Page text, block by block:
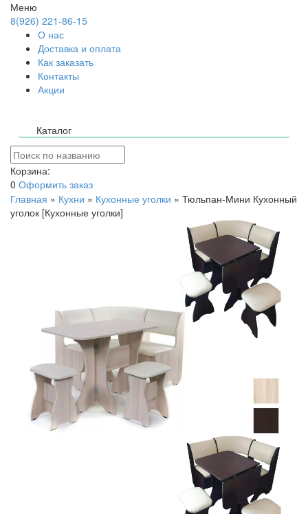
Меню
8(926) 221-86-15
О нас
Доставка и оплата
Как заказать
Контакты
Акции
Каталог
Корзина:
0 Оформить заказ
Главная » Кухни » Кухонные уголки » Тюльпан-Мини Кухонный
уголок [Кухонные уголки]